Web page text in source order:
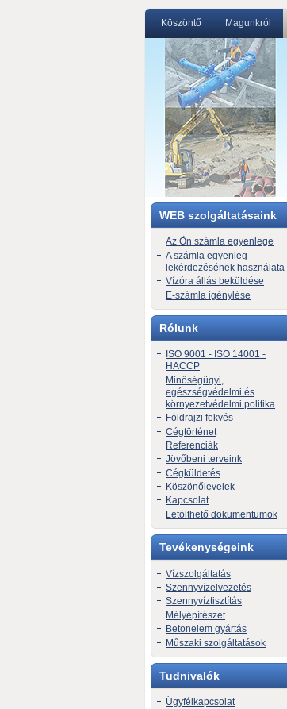
Köszöntő Magunkról
WEB szolgáltatásaink
Az Ön számla egyenlege
A számla egyenleg
lekérdezésének használata
Vízóra állás beküldése
E-számla igénylése
Rólunk
ISO 9001 - ISO 14001 -
HACCP
Minőségügyi,
egészségvédelmi és
környezetvédelmi politika
Földrajzi fekvés
Cégtörténet
Referenciák
Jövőbeni terveink
Cégküldetés
Köszönőlevelek
Kapcsolat
Letölthető dokumentumok
Tevékenységeink
Vízszolgáltatás
Szennyvízelvezetés
Szennyvíztisztítás
Mélyépítészet
Betonelem gyártás
Műszaki szolgáltatások
Tudnivalók
Ügyfélkapcsolat